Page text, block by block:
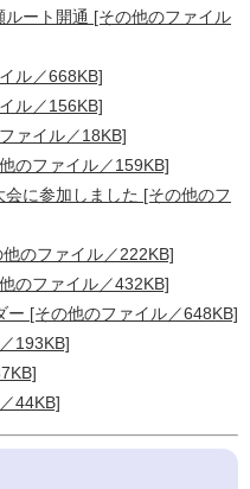
ート開通 [その他のファイル
ル／668KB]
ル／156KB]
ァイル／18KB]
のファイル／159KB]
に参加しました [その他のフ
のファイル／222KB]
のファイル／432KB]
[その他のファイル／648KB]
193KB]
44KB]